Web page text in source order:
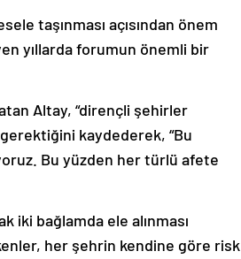
taşınması açısından önem
yıllarda forumun önemli bir
Altay, “dirençli şehirler
kaydederek, “Bu
Bu yüzden her türlü afete
iki bağlamda ele alınması
her şehrin kendine göre risk